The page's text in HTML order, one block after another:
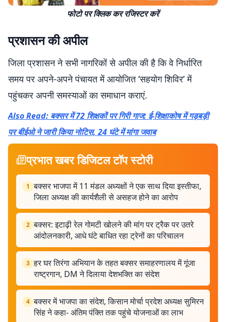
फोटो पर क्लिक कर रजिस्टर करें
प्रशासन की अपील
जिला प्रशासन ने सभी नागरिकों से अपील की है कि वे निर्धारित
समय पर अपने-अपने पंचायत में आयोजित ‘सहयोग शिविर’ में
पहुंचकर अपनी समस्याओं का समाधान कराएं.
Also Read: बक्सर में 72 शिक्षकों पर गिरी गाज: ई-शिक्षाकोष में गड़बड़ी
पर बीईओ ने जारी किया नोटिस, 24 घंटे में मांगा जवाब
प्रभात खबर डिजिटल टॉप स्टोरी
1 बक्सर भाजपा में 11 मंडल अध्यक्षों ने एक साथ दिया इस्तीफा,
जिला अध्यक्ष की कार्यशैली से असहज होने का आरोप
2 बक्सर: इटाढ़ी रेल गोमटी खोलने की मांग पर ट्रैक पर उतरे
आंदोलनकारी, आधे घंटे बाधित रहा ट्रेनों का परिचालन
3 हर घर तिरंगा अभियान के तहत बक्सर समाहरणालय में गूंजा
राष्ट्रगान, DM ने दिलाया देशभक्ति का संदेश
4 बक्सर में भाजपा का संदेश, किसान मोर्चा प्रदेश अध्यक्ष सुमिरन
सिंह ने कहा- अंतिम पंक्ति तक पहुंचे योजनाओं का लाभ